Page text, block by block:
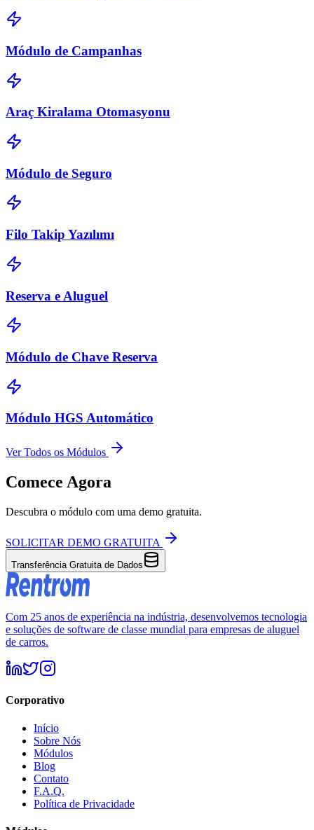
Módulo de Campanhas
Araç Kiralama Otomasyonu
Módulo de Seguro
Filo Takip Yazılımı
Reserva e Aluguel
Módulo de Chave Reserva
Módulo HGS Automático
Ver Todos os Módulos
Comece Agora
Descubra o módulo com uma demo gratuita.
SOLICITAR DEMO GRATUITA
Transferência Gratuita de Dados
Com 25 anos de experiência na indústria, desenvolvemos tecnologia
e soluções de software de classe mundial para empresas de aluguel
de carros.
Corporativo
Início
Sobre Nós
Módulos
Blog
Contato
F.A.Q.
Política de Privacidade